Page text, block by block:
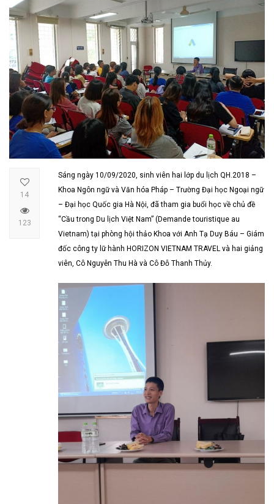
Sáng ngày 10/09/2020, sinh viên hai lớp du lịch QH.2018 –
Khoa Ngôn ngữ và Văn hóa Pháp – Trường Đại học Ngoại ngữ
– Đại học Quốc gia Hà Nội, đã tham gia buổi học về chủ đề
“Cầu trong Du lịch Việt Nam” (Demande touristique au
Vietnam) tại phòng hội thảo Khoa với Anh Tạ Duy Báu – Giám
đốc công ty lữ hành HORIZON VIETNAM TRAVEL và hai giảng
viên, Cô Nguyễn Thu Hà và Cô Đỗ Thanh Thủy.
14
123